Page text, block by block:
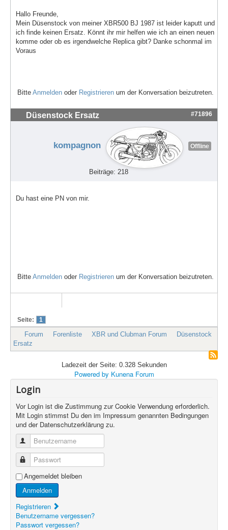
Hallo Freunde,
Mein Düsenstock von meiner XBR500 BJ 1987 ist leider kaputt und
ich finde keinen Ersatz. Könnt ihr mir helfen wie ich an einen neuen
komme oder ob es irgendwelche Replica gibt? Danke schonmal im
Voraus
Bitte Anmelden oder Registrieren um der Konversation beizutreten.
Düsenstock Ersatz #71896
kompagnon Offline
Beiträge: 218
Du hast eine PN von mir.
Bitte Anmelden oder Registrieren um der Konversation beizutreten.
Seite: 1
Forum Forenliste XBR und Clubman Forum
Düsenstock
Ersatz
Ladezeit der Seite: 0.328 Sekunden
Powered by Kunena Forum
Login
Vor Login ist die Zustimmung zur Cookie Verwendung erforderlich.
Mit Login stimmst Du den im Impressum genannten Bedingungen
und der Datenschutzerklärung zu.
Benutzername
Passwort
Angemeldet bleiben
Anmelden
Registrieren
Benutzername vergessen?
Passwort vergessen?